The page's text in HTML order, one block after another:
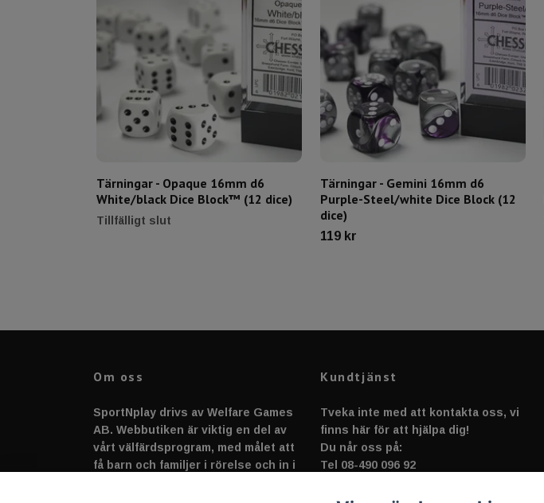
Tärningar - Opaque 16mm d6
White/black Dice Block™ (12 dice)
Tillfälligt slut
Tärningar - Gemini 16mm d6
Purple-Steel/white Dice Block (12
dice)
119 kr
Om oss
SportNplay drivs av Welfare Games
AB. Webbutiken är viktig en del av
vårt välfärdsprogram, med målet att
få barn och familjer i rörelse och in i
Kundtjänst
Tveka inte med att kontakta oss, vi
finns här för att hjälpa dig!
Du når oss på:
Tel 08-490 096 92